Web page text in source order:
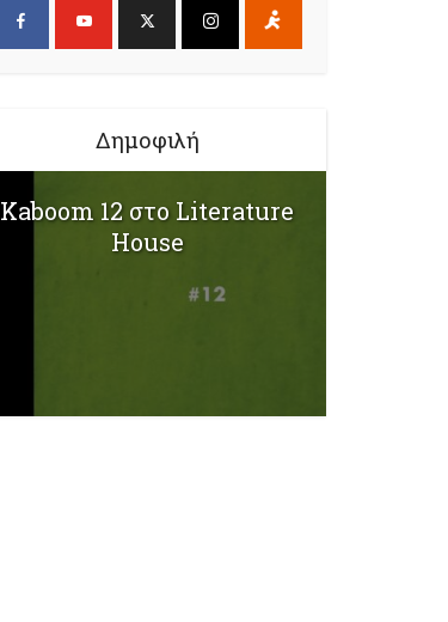
Δημοφιλή
Kaboom 12 στο Literature
House